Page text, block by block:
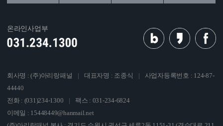
온라인사업부
회사명 : (주)아리랑패널 대표자명 : 조종식
사업자등록번호 : 124-87-
44440
전화 : (031)234-1300
팩스 : 031-234-6824
이메일 : 15448449@hanmail.net